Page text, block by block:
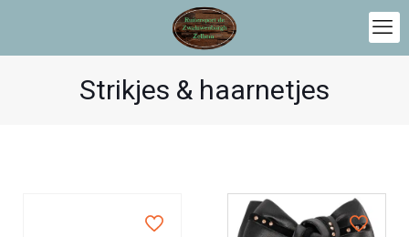
Strikjes & haarnetjes